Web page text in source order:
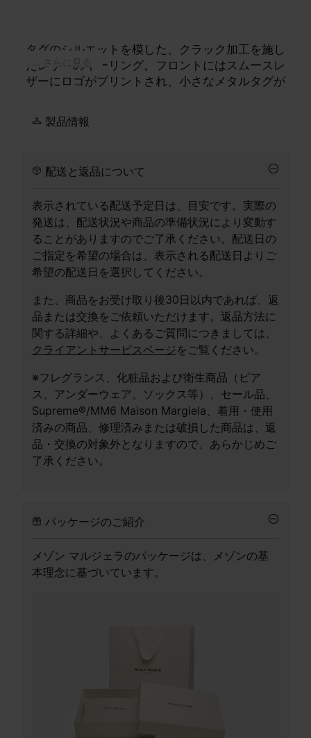
タグのシルエットを模した、クラック加工を施し
たレザーのキーリング。フロントにはスムースレ
ザーにロゴがプリントされ、小さなメタルタグが
により、バッグなどに装着できます。背面には、
メゾンのシグネチャーである
製品情報
配送と返品について
表示されている配送予定日は、目安です。実際の
発送は、配送状況や商品の準備状況により変動す
ることがありますのでご了承ください。配送日の
ご指定を希望の場合は、表示される配送日よりご
希望の配送日を選択してください。
また、商品をお受け取り後30日以内であれば、返
品または交換をご依頼いただけます。返品方法に
関する詳細や、よくあるご質問につきましては、
クライアントサービスページ をご覧ください。
※フレグランス、化粧品および衛生商品（ピア
ス、アンダーウェア、ソックス等）、セール品、
Supreme®/MM6 Maison Margiela、着用・使用
済みの商品、修理済みまたは破損した商品は、返
品・交換の対象外となりますので、あらかじめご
了承ください。
パッケージのご紹介
メゾン マルジェラのパッケージは、メゾンの基
本理念に基づいています。